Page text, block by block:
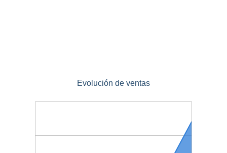
Evolución de ventas